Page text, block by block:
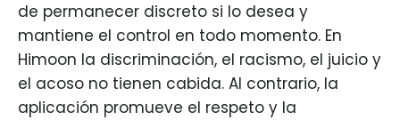
de permanecer discreto si lo desea y
mantiene el control en todo momento. En
Himoon la discriminación, el racismo, el juicio y
el acoso no tienen cabida. Al contrario, la
aplicación promueve el respeto y la